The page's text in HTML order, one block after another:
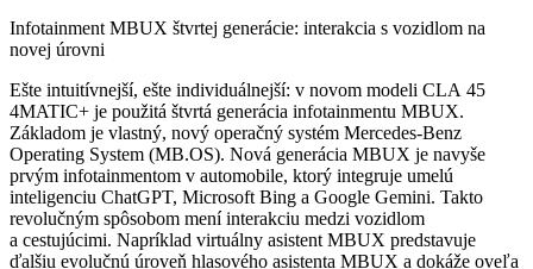
Infotainment MBUX štvrtej generácie: interakcia s vozidlom na
novej úrovni
Ešte intuitívnejší, ešte individuálnejší: v novom modeli CLA 45
4MATIC+ je použitá štvrtá generácia infotainmentu MBUX.
Základom je vlastný, nový operačný systém Mercedes‑Benz
Operating System (MB.OS). Nová generácia MBUX je navyše
prvým infotainmentom v automobile, ktorý integruje umelú
inteligenciu ChatGPT, Microsoft Bing a Google Gemini. Takto
revolučným spôsobom mení interakciu medzi vozidlom
a cestujúcimi. Napríklad virtuálny asistent MBUX predstavuje
ďalšiu evolučnú úroveň hlasového asistenta MBUX a dokáže oveľa